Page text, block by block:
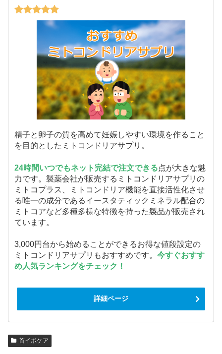
精子と卵子の質を高めて妊娠しやすい環境を作ること
を目的としたミトコンドリアサプリ。
24時間いつでもネット完結で注文できる点が大きな魅
力です。製薬会社が販売するミトコンドリアサプリの
ミトコプラス、ミトコンドリア機能を直接活性化させ
る唯一の成分であるイースタティックミネラル配合の
ミトコアなど多種多様な特徴を持った製品が販売され
ています。
3,000円台から始めることができるお得な値段設定の
ミトコンドリアサプリもおすすめです。今すぐおすす
め人気ランキングをチェック！
詳細ページ
首イボケア